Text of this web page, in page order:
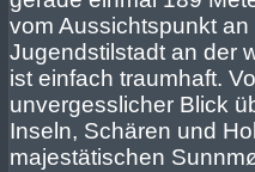
vom Aussichtspunkt
Jugendstilstadt an der
ist einfach traumhaft.
unvergesslicher Blick
Inseln, Schären und
majestätischen